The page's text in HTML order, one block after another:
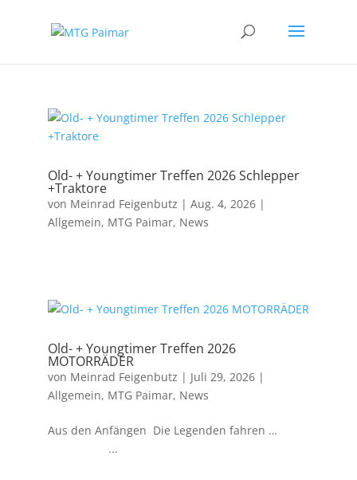
Old- + Youngtimer Treffen 2026 Schlepper
+Traktore
von Meinrad Feigenbutz | Aug. 4, 2026|
Allgemein, MTG Paimar, News
Old- + Youngtimer Treffen 2026
MOTORRÄDER
von Meinrad Feigenbutz | Juli 29, 2026|
Allgemein, MTG Paimar, News
Aus den Anfängen Die Legenden fahren …
...